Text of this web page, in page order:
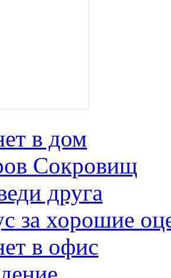
в дом
Сокровищ
друга
за хорошие
в офис